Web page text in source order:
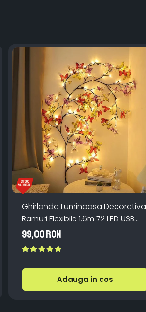
Ghirlanda Luminoasa Decorativa
Ramuri Flexibile 1.6m 72 LED USB
Telecomanda
99,00 RON
Adauga in cos